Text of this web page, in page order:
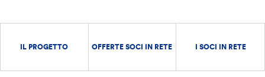
IL PROGETTO OFFERTE SOCI IN RETE I SOCI IN RETE